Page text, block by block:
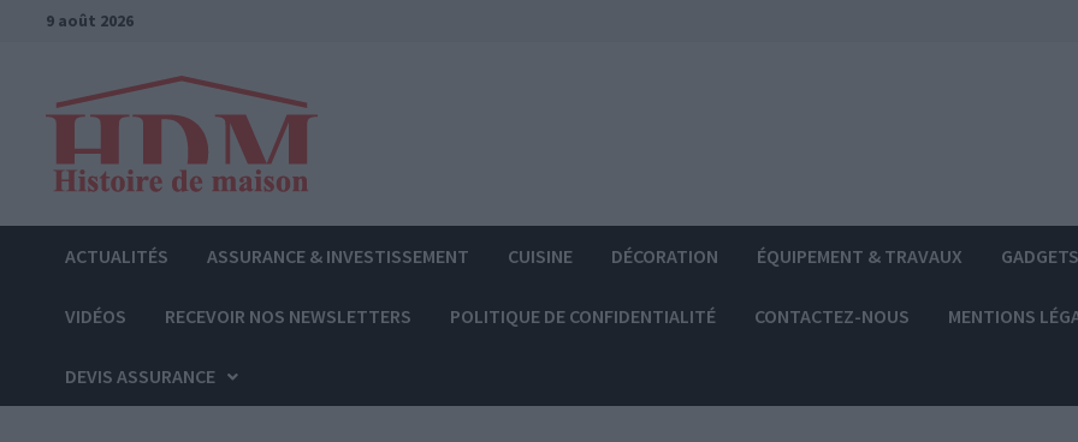
Passer9 août 2026
ACTUALITÉS ASSURANCE & INVESTISSEMENT CUISINE DÉCORATION ÉQUIPEMENT & TRAVAUX GADGETS
VIDÉOS RECEVOIR NOS NEWSLETTERS POLITIQUE DE CONFIDENTIALITÉ CONTACTEZ-NOUS MENTIONS
DEVIS ASSURANCE